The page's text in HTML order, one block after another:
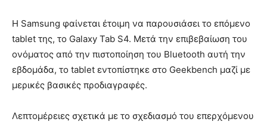
Η Samsung φαίνεται έτοιμη να παρουσιάσει το επόμενο
tablet της, το Galaxy Tab S4. Μετά την επιβεβαίωση του
ονόματος από την πιστοποίηση του Bluetooth αυτή την
εβδομάδα, το tablet εντοπίστηκε στο Geekbench μαζί με
μερικές βασικές προδιαγραφές.
Λεπτομέρειες σχετικά με το σχεδιασμό του επερχόμενου